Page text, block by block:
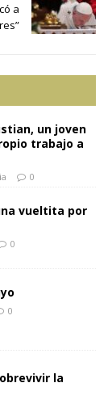
a
un joven
trabajo a
0
vueltita por
0
0
la